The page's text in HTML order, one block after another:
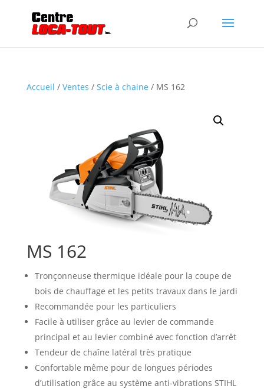
Accueil / Ventes / Scie à chaine / MS 162
MS 162
Tronçonneuse thermique idéale pour la coupe de
bois de chauffage et les petits travaux dans le jardi
Recommandée pour les particuliers
Facile à utiliser grâce au levier de commande
principal et au levier combiné avec fonction d’arrêt
Tendeur de chaîne latéral très pratique
Confortable même pour de longues périodes
d’utilisation grâce au système anti-vibrations STIHL